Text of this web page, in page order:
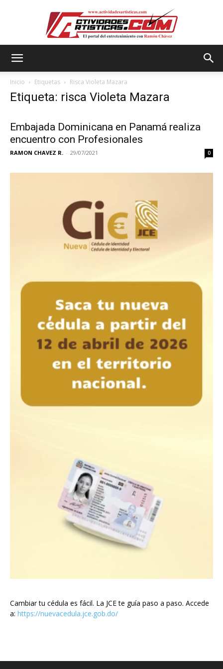
Inicio Etiquetas Risca Violeta Mazara
Etiqueta: risca Violeta Mazara
Embajada Dominicana en Panamá realiza
encuentro con Profesionales
RAMON CHAVEZ R. - 29/07/2021 0
Cambiar tu cédula es fácil. La JCE te guía paso a paso. Accede
a: https://nuevacedula.jce.gob.do/